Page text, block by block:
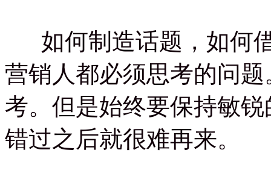
如何制造话题，如何
营销人都必须思考的问
考。但是始终要保持敏
错过之后就很难再来。